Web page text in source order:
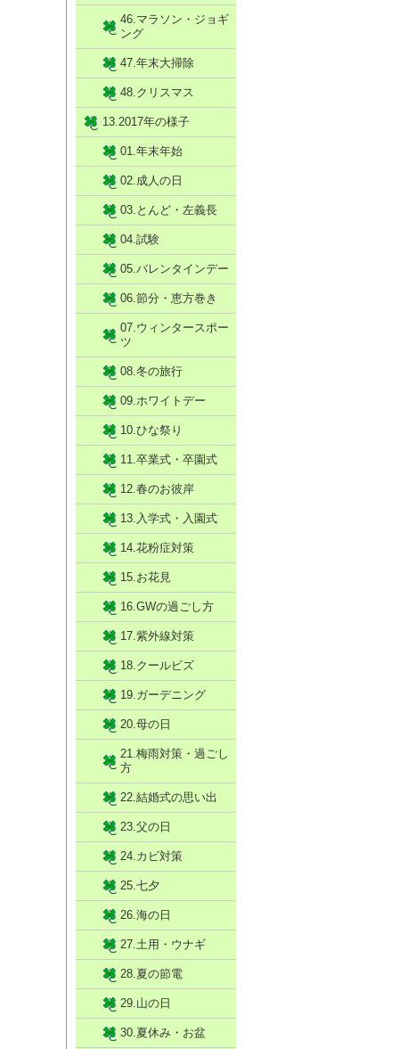
46.マラソン・ジョギ
ング
47.年末大掃除
48.クリスマス
13.2017年の様子
01.年末年始
02.成人の日
03.とんど・左義長
04.試験
05.バレンタインデー
06.節分・恵方巻き
07.ウィンタースポー
ツ
08.冬の旅行
09.ホワイトデー
10.ひな祭り
11.卒業式・卒園式
12.春のお彼岸
13.入学式・入園式
14.花粉症対策
15.お花見
16.GWの過ごし方
17.紫外線対策
18.クールビズ
19.ガーデニング
20.母の日
21.梅雨対策・過ごし
方
22.結婚式の思い出
23.父の日
24.カビ対策
25.七夕
26.海の日
27.土用・ウナギ
28.夏の節電
29.山の日
30.夏休み・お盆